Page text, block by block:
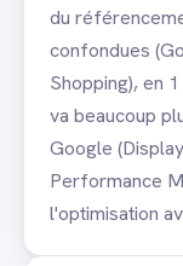
du
confondues
Shopping), en
va beaucoup
Google
Performance
l'optimisation